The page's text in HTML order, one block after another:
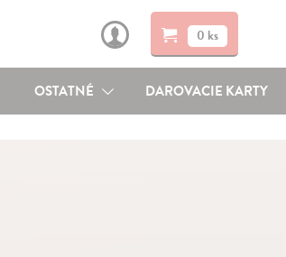
0 ks
OSTATNÉ DAROVACIE KARTY